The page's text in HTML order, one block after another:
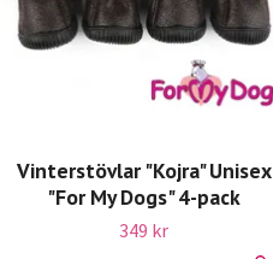
Vinterstövlar "Kojra" Unisex
"For My Dogs" 4-pack
349 kr